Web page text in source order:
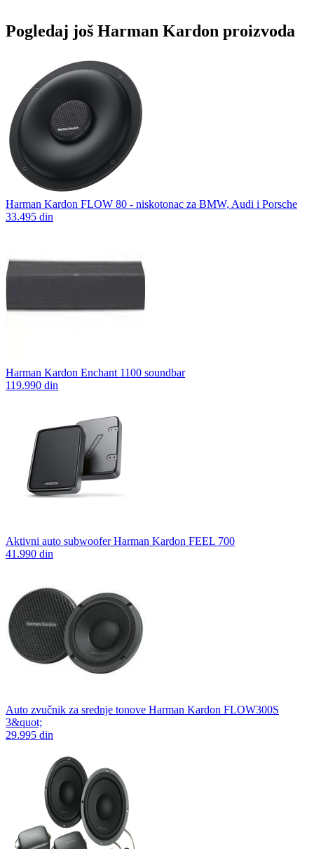
Pogledaj još Harman Kardon proizvoda
Harman Kardon FLOW 80 - niskotonac za BMW, Audi i Porsche
33.495 din
Harman Kardon Enchant 1100 soundbar
119.990 din
Aktivni auto subwoofer Harman Kardon FEEL 700
41.990 din
Auto zvučnik za srednje tonove Harman Kardon FLOW300S
3&quot;
29.995 din